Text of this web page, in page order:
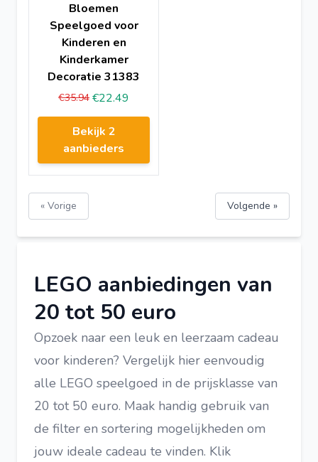
Bloemen
Speelgoed voor
Kinderen en
Kinderkamer
Decoratie 31383
€35.94 €22.49
Bekijk 2
aanbieders
« Vorige Volgende »
LEGO aanbiedingen van
20 tot 50 euro
Opzoek naar een leuk en leerzaam cadeau
voor kinderen? Vergelijk hier eenvoudig
alle LEGO speelgoed in de prijsklasse van
20 tot 50 euro. Maak handig gebruik van
de filter en sortering mogelijkheden om
jouw ideale cadeau te vinden. Klik